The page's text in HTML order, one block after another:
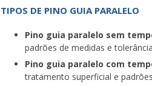
TIPOS DE PINO GUIA PARALELO
Pino guia paralelo sem
padrões de medidas e
Pino guia paralelo com
tratamento superficial e